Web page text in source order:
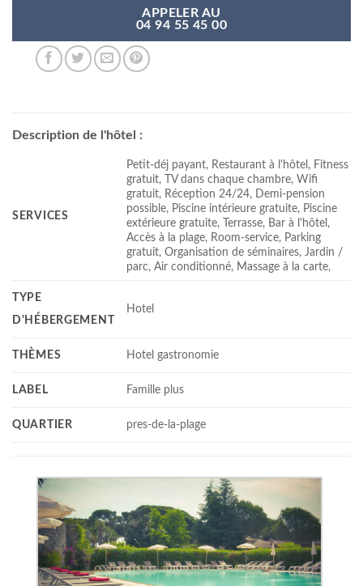
APPELER AU
04 94 55 45 00
Description de l'hôtel :
SERVICES
Petit-déj payant, Restaurant à l'hôtel, Fitness
gratuit, TV dans chaque chambre, Wifi
gratuit, Réception 24/24, Demi-pension
possible, Piscine intérieure gratuite, Piscine
extérieure gratuite, Terrasse, Bar à l'hôtel,
Accès à la plage, Room-service, Parking
gratuit, Organisation de séminaires, Jardin /
parc, Air conditionné, Massage à la carte,
TYPE
D'HÉBERGEMENT
Hotel
THÈMES Hotel gastronomie
LABEL Famille plus
QUARTIER pres-de-la-plage